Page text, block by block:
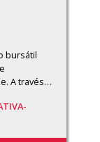
bursátil
A través…